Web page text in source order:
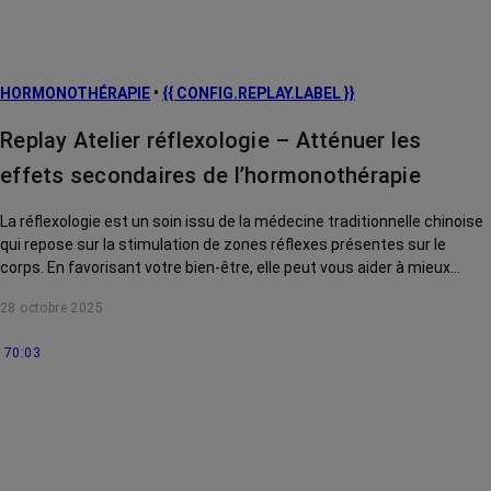
Traitements
La vie autour
HORMONOTHÉRAPIE • {{ CONFIG.REPLAY.LABEL }}
Replay Atelier réflexologie – Atténuer les
effets secondaires de l’hormonothérapie
La réflexologie est un soin issu de la médecine traditionnelle chinoise
qui repose sur la stimulation de zones réflexes présentes sur le
corps. En favorisant votre bien-être, elle peut vous aider à mieux
28 octobre 2025
70:03